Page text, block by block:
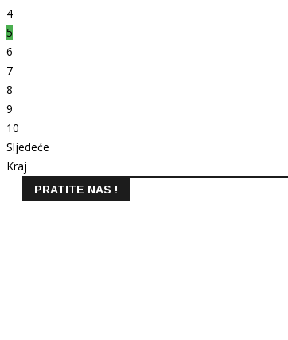
4
5
6
7
8
9
10
Sljedeće
Kraj
PRATITE NAS !